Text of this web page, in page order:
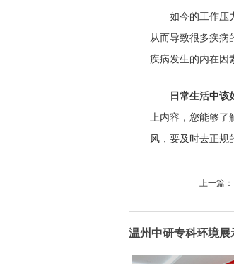
如今的工作压力
从而导致很多疾病
疾病发生的内在因
日常生活中该
上内容，您能够了
风，要及时去正规
上一篇：
温州中研专科环境展